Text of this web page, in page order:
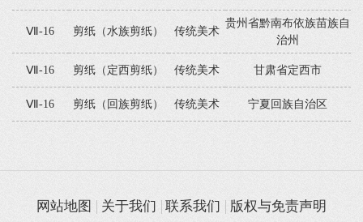
Ⅶ-16 剪纸（水族剪纸） 传统美术
贵州省黔南布依族苗族自
治州
Ⅶ-16 剪纸（定西剪纸） 传统美术 甘肃省定西市
Ⅶ-16 剪纸（回族剪纸） 传统美术 宁夏回族自治区
网站地图 关于我们 联系我们 版权与免责声明